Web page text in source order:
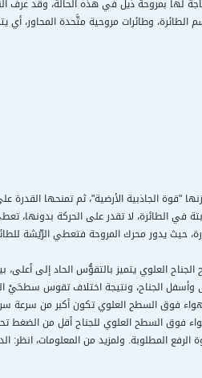
لها بمروحة ذيل في هذه الحالة، وقد عرف
وطائرات مروحية متَّحدة المحاور، أي
"قوة الجاذبية الأرضية"، ثم تمنحها القدرة
في الطائرة، لا تقدر على الحركة بدونها،
حيث يدور محرك المروحة فتعطي الرِّيَشة
العلوي يتميز بالتقوُّس الحاد إلى
الجناح، ونتيجة اختلاف تقوس سطحَيْ
فوق السطح العلوي تكون أكبر من سرعة
فوق السطح العلوي للجناح أقل من الضغط
المطلوبة. ولمزيد من المعلومات، انظر: